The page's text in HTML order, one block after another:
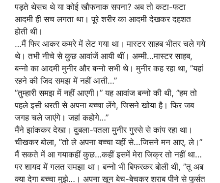
पड़ते थेसच थे या कोई खौफनाक सपना? अब तो कटा-फटा
आदमी ही सच लगता था। पूरे शरीर का आदमी देखकर दहशत
होती थी।
…मैं फिर आकर कमरे में लेट गया था। मास्टर साहब भीतर चले गये
थे। तभी नीचे से कुछ आवांजें आयी थीं। अम्मी…मास्टर साहब,
बन्नो का आदमी मुनीर और बन्नो सभी थे। मुनीर कह रहा था, ”यहां
रहने की जिद समझ में नहीं आती…”
”तुम्हारी समझ में नहीं आएगी।” यह आवांज बन्नो की थी, ”हम तो
पहले इसी धरती से अपना बच्चा लेंगे, जिसने खोया है। फिर जब
जगह चले जाएंगे। जहां कहोगे…”
मैंने झांककर देखा। दुबला-पतला मुनीर गुस्से से कांप रहा था।
चीखकर बोला, ”तो ले अपना बच्चा यहीं से…जिसने मन आए, ले।”
मैं सकते में आ गयाकहीं कुछ…कहीं इसमें मेरा जिक्र तो नहीं था…
पर शायद में गलत समझा था। बन्नो भी बिफरकर बोली थी, ”तू अब
क्या देगा बच्चा मुझे…। अपना खून बेच-बेचकर शराब पीने से फुर्सत